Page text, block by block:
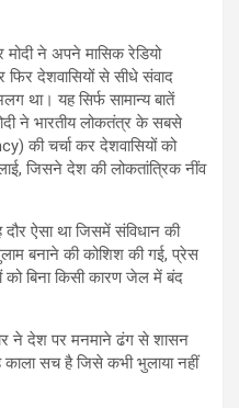
मोदी ने अपने मासिक रेडियो
फिर देशवासियों से सीधे संवाद
था। यह सिर्फ सामान्य बातें
ने भारतीय लोकतंत्र के सबसे
की चर्चा कर देशवासियों को
जिसने देश की लोकतांत्रिक नींव
ऐसा था जिसमें संविधान की
बनाने की कोशिश की गई, प्रेस
बिना किसी कारण जेल में बंद
ने देश पर मनमाने ढंग से शासन
काला सच है जिसे कभी भुलाया नहीं